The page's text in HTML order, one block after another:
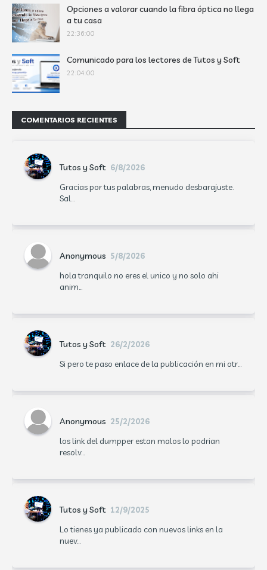
Opciones a valorar cuando la fibra óptica no llega
a tu casa
22:36:00
Comunicado para los lectores de Tutos y Soft
22:04:00
COMENTARIOS RECIENTES
Tutos y Soft 6/8/2026
Gracias por tus palabras, menudo desbarajuste.
Sal...
Anonymous 5/8/2026
hola tranquilo no eres el unico y no solo ahi
anim...
Tutos y Soft 26/2/2026
Si pero te paso enlace de la publicación en mi otr...
Anonymous 25/2/2026
los link del dumpper estan malos lo podrian
resolv...
Tutos y Soft 12/9/2025
Lo tienes ya publicado con nuevos links en la
nuev...